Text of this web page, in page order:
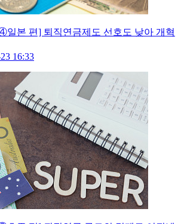
일본 편] 퇴직연금제도 선호도 낮아 개혁
16:33